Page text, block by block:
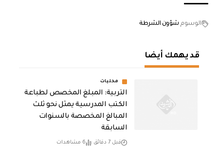
الوسوم شؤون الشرطة
قد يهمك أيضا
محليات
التربية: المبلغ المخصص لطباعة
الكتب المدرسية يمثل نحو ثلث
المبالغ المخصصة بالسنوات
السابقة
قبل 7 دقائق 6 مشاهدات